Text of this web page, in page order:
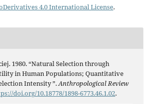
4.0 International License.
1980. “Natural Selection through
in Human Populations; Quantitative
Intensity ”.Anthropological Review
doi.org/10.18778/1898-6773.46.1.02.